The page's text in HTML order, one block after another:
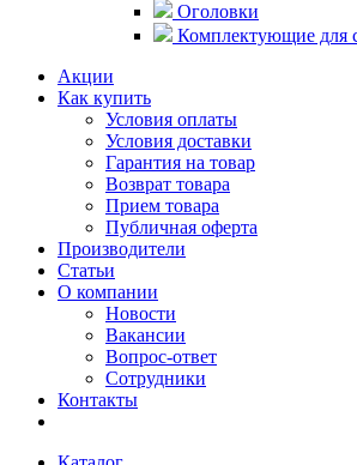
Оголовки
Комплектующие для
Акции
Как купить
Условия оплаты
Условия доставки
Гарантия на товар
Возврат товара
Прием товара
Публичная оферта
Производители
Статьи
О компании
Новости
Вакансии
Вопрос-ответ
Сотрудники
Контакты